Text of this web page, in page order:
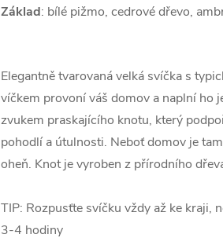
Základ: bílé pižmo, cedrové dřevo,
Elegantně tvarovaná velká svíčka s
víčkem provoní váš domov a naplní ho
zvukem praskajícího knotu, který
pohodlí a útulnosti. Neboť domov je
oheň. Knot je vyroben z přírodního
TIP: Rozpusťte svíčku vždy až ke kraji,
3-4 hodiny